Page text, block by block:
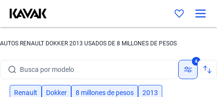
AUTOS RENAULT DOKKER 2013 USADOS DE 8 MILLONES DE PESOS
Busca por modelo
Busca por versión
4
Renault Dokker 8 millones de pesos 2013